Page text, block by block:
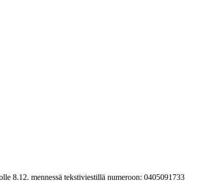
8.12. mennessä tekstiviestillä numeroon: 0405091733